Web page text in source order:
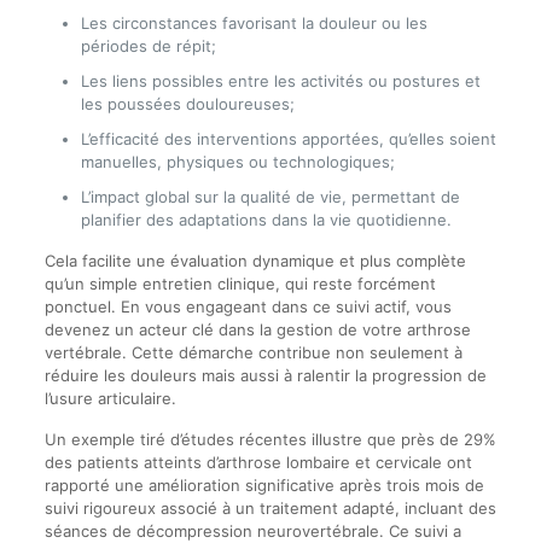
Les circonstances favorisant la douleur ou les
périodes de répit;
Les liens possibles entre les activités ou postures et
les poussées douloureuses;
L’efficacité des interventions apportées, qu’elles soient
manuelles, physiques ou technologiques;
L’impact global sur la qualité de vie, permettant de
planifier des adaptations dans la vie quotidienne.
Cela facilite une évaluation dynamique et plus complète
qu’un simple entretien clinique, qui reste forcément
ponctuel. En vous engageant dans ce suivi actif, vous
devenez un acteur clé dans la gestion de votre arthrose
vertébrale. Cette démarche contribue non seulement à
réduire les douleurs mais aussi à ralentir la progression de
l’usure articulaire.
Un exemple tiré d’études récentes illustre que près de 29%
des patients atteints d’arthrose lombaire et cervicale ont
rapporté une amélioration significative après trois mois de
suivi rigoureux associé à un traitement adapté, incluant des
séances de décompression neurovertébrale. Ce suivi a